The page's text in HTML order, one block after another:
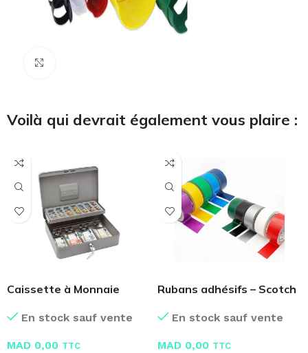
Voilà qui devrait également vous plaire :
Caissette à Monnaie
En stock sauf vente
MAD 0,00 TTC
Rubans adhésifs – Scotch
En stock sauf vente
MAD 0,00 TTC